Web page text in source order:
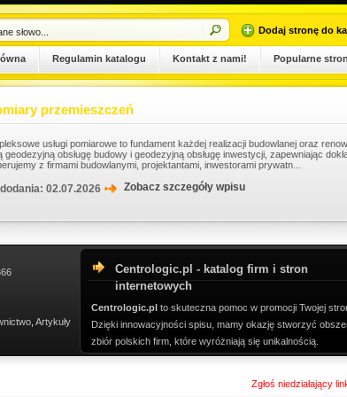
Dodaj stronę do
Regulamin katalogu Kontakt z nami! Popularne
przemieszczeń
usługi pomiarowe to fundament każdej realizacji budowlanej oraz
geodezyjną obsługę budowy i geodezyjną obsługę inwestycji, zapewniając
z firmami budowlanymi, projektantami, inwestorami prywatn...
02.07.2026 Zobacz szczegóły wpisu
Centrologic.pl - katalog firm i stron
internetowych
Centrologic.pl to skuteczna pomoc w promocji Twojej
Dzięki innowacyjności spisu, mamy okazję stworzyć
zbiór polskich firm, które wyróżniają się unikalnością.
Artykuły
Zgłoś niedziałający